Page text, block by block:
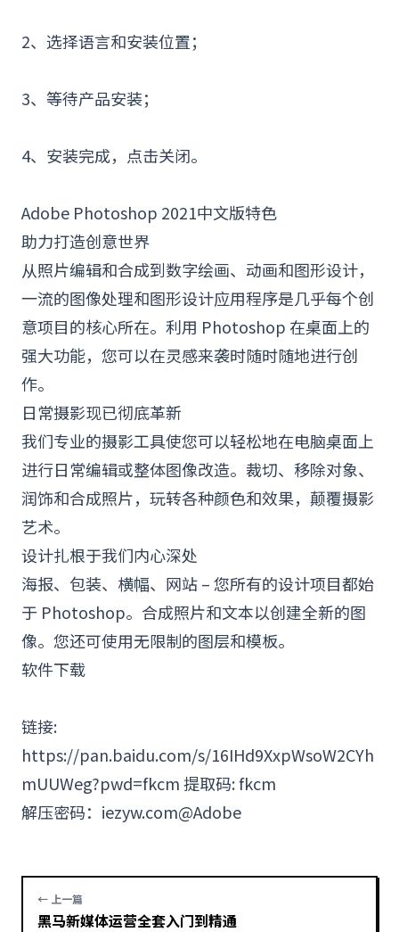
2、选择语言和安装位置；
3、等待产品安装；
4、安装完成，点击关闭。
Adobe Photoshop 2021中文版特色
助力打造创意世界
从照片编辑和合成到数字绘画、动画和图形设计，
一流的图像处理和图形设计应用程序是几乎每个创
意项目的核心所在。利用 Photoshop 在桌面上的
强大功能，您可以在灵感来袭时随时随地进行创
作。
日常摄影现已彻底革新
我们专业的摄影工具使您可以轻松地在电脑桌面上
进行日常编辑或整体图像改造。裁切、移除对象、
润饰和合成照片，玩转各种颜色和效果，颠覆摄影
艺术。
设计扎根于我们内心深处
海报、包装、横幅、网站 – 您所有的设计项目都始
于 Photoshop。合成照片和文本以创建全新的图
像。您还可使用无限制的图层和模板。
软件下载
链接:
https://pan.baidu.com/s/16IHd9XxpWsoW2CYh
mUUWeg?pwd=fkcm 提取码: fkcm
解压密码：iezyw.com@Adobe
← 上一篇
黑马新媒体运营全套入门到精通